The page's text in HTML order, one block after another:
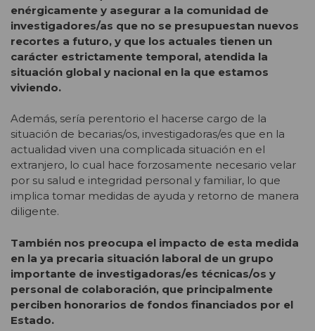
enérgicamente y asegurar a la comunidad de
investigadores/as que no se presupuestan nuevos
recortes a futuro, y que los actuales tienen un
carácter estrictamente temporal, atendida la
situación global y nacional en la que estamos
viviendo.
Además, sería perentorio el hacerse cargo de la
situación de becarias/os, investigadoras/es que en la
actualidad viven una complicada situación en el
extranjero, lo cual hace forzosamente necesario velar
por su salud e integridad personal y familiar, lo que
implica tomar medidas de ayuda y retorno de manera
diligente.
También nos preocupa el impacto de esta medida
en la ya precaria situación laboral de un grupo
importante de investigadoras/es técnicas/os y
personal de colaboración, que principalmente
perciben honorarios de fondos financiados por el
Estado.